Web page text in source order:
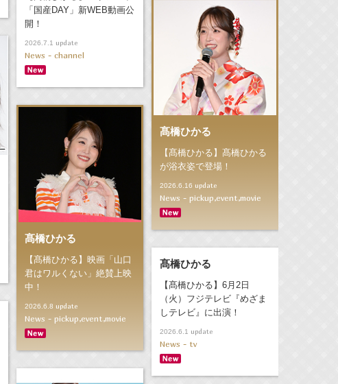
「国産DAY」新WEB動画公
開！
2026.7.1 update
News - channel
髙橋ひかる
【髙橋ひかる】髙橋ひかる
が浴衣姿で登場！
2026.6.16 update
News - pickup,event,movie
髙橋ひかる
【髙橋ひかる】映画「山口
君はワルくない」絶賛上映
中！
2026.6.8 update
News - pickup,event,movie
髙橋ひかる
【髙橋ひかる】6月2日
（火）フジテレビ『めざま
しテレビ』に出演！
2026.6.1 update
News - tv